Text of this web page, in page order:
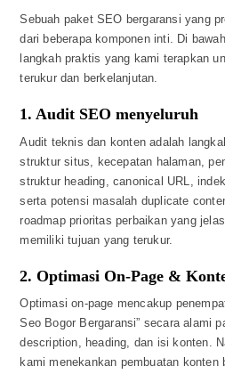
Sebuah paket SEO bergaransi yang
dari beberapa komponen inti. Di
langkah praktis yang kami terapkan
terukur dan berkelanjutan.
1. Audit SEO menyeluruh
Audit teknis dan konten adalah
struktur situs, kecepatan halaman,
struktur heading, canonical URL,
serta potensi masalah duplicate
roadmap prioritas perbaikan yang
memiliki tujuan yang terukur.
2. Optimasi On-Page &
Optimasi on-page mencakup
Seo Bogor Bergaransi” secara alami
description, heading, dan isi konten.
kami menekankan pembuatan konten